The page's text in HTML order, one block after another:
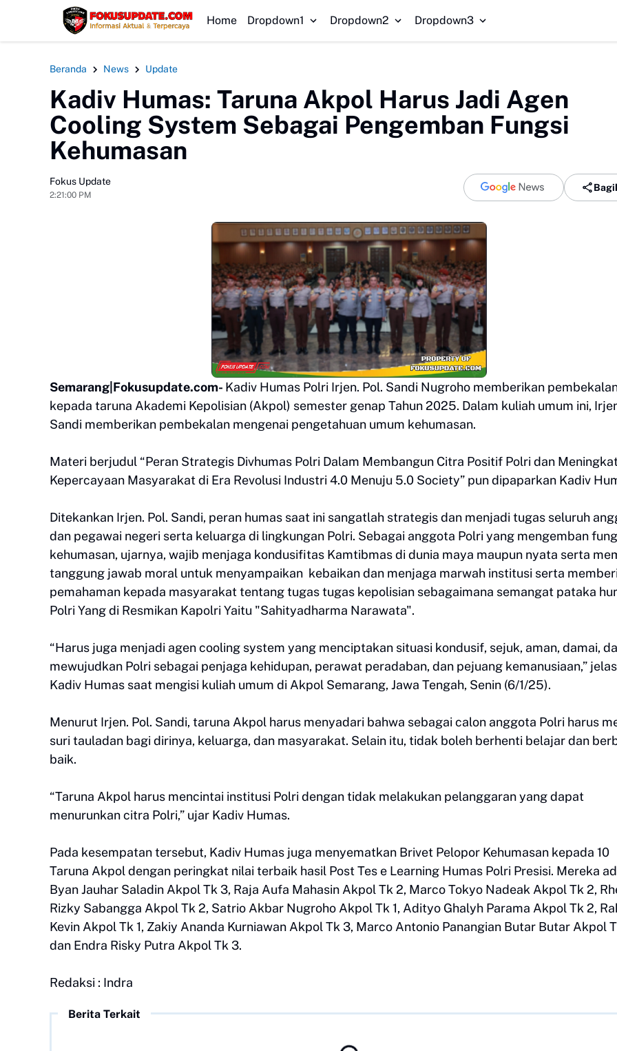
HEADLINE
Home Dropdown1 Dropdown2 Dropdown3
Beranda News Update
Kadiv Humas: Taruna Akpol Harus Jadi Agen
Cooling System Sebagai Pengemban Fungsi
Kehumasan
Fokus Update
2:21:00 PM
Semarang|Fokusupdate.com- Kadiv Humas Polri Irjen. Pol. Sandi Nugroho memberikan
kepada taruna Akademi Kepolisian (Akpol) semester genap Tahun 2025. Dalam kuliah umum ini,
Sandi memberikan pembekalan mengenai pengetahuan umum kehumasan.
Materi berjudul “Peran Strategis Divhumas Polri Dalam Membangun Citra Positif Polri dan
Kepercayaan Masyarakat di Era Revolusi Industri 4.0 Menuju 5.0 Society” pun dipaparkan Kadiv
Ditekankan Irjen. Pol. Sandi, peran humas saat ini sangatlah strategis dan menjadi tugas seluruh
dan pegawai negeri serta keluarga di lingkungan Polri. Sebagai anggota Polri yang mengemban
kehumasan, ujarnya, wajib menjaga kondusifitas Kamtibmas di dunia maya maupun nyata serta
tanggung jawab moral untuk menyampaikan kebaikan dan menjaga marwah institusi serta
pemahaman kepada masyarakat tentang tugas tugas kepolisian sebagaimana semangat pataka
Polri Yang di Resmikan Kapolri Yaitu "Sahityadharma Narawata".
“Harus juga menjadi agen cooling system yang menciptakan situasi kondusif, sejuk, aman, damai,
mewujudkan Polri sebagai penjaga kehidupan, perawat peradaban, dan pejuang kemanusiaan,” jelas
Kadiv Humas saat mengisi kuliah umum di Akpol Semarang, Jawa Tengah, Senin (6/1/25).
Menurut Irjen. Pol. Sandi, taruna Akpol harus menyadari bahwa sebagai calon anggota Polri harus
suri tauladan bagi dirinya, keluarga, dan masyarakat. Selain itu, tidak boleh berhenti belajar dan
baik.
“Taruna Akpol harus mencintai institusi Polri dengan tidak melakukan pelanggaran yang dapat
menurunkan citra Polri,” ujar Kadiv Humas.
Pada kesempatan tersebut, Kadiv Humas juga menyematkan Brivet Pelopor Kehumasan kepada 10
Taruna Akpol dengan peringkat nilai terbaik hasil Post Tes e Learning Humas Polri Presisi. Mereka
Byan Jauhar Saladin Akpol Tk 3, Raja Aufa Mahasin Akpol Tk 2, Marco Tokyo Nadeak Akpol Tk 2,
Rizky Sabangga Akpol Tk 2, Satrio Akbar Nugroho Akpol Tk 1, Adityo Ghalyh Parama Akpol Tk 2,
Kevin Akpol Tk 1, Zakiy Ananda Kurniawan Akpol Tk 3, Marco Antonio Panangian Butar Butar Akpol
dan Endra Risky Putra Akpol Tk 3.
Redaksi : Indra
Berita Terkait